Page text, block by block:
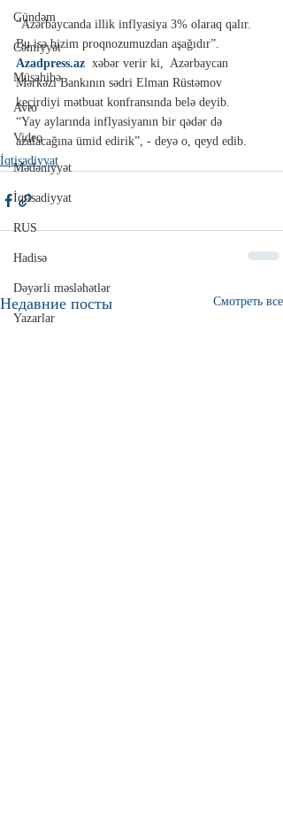
Gündəm
Cəmiyyət
Müsahibə
Avto
Video
Mədəniyyət
İqtisadiyyat
RUS
Hadisə
Dəyərli məsləhətlər
Yazarlar
“Azərbaycanda illik inflyasiya 3% olaraq qalır.
Bu isə bizim proqnozumuzdan aşağıdır”.
Azadpress.az
  xəbər verir ki,  Azərbaycan
Mərkəzi Bankının sədri Elman Rüstəmov
keçirdiyi mətbuat konfransında belə deyib.
“Yay aylarında inflyasiyanın bir qədər də
azalacağına ümid edirik”, - deyə o, qeyd edib.
İqtisadiyyat
Недавние посты Смотреть все